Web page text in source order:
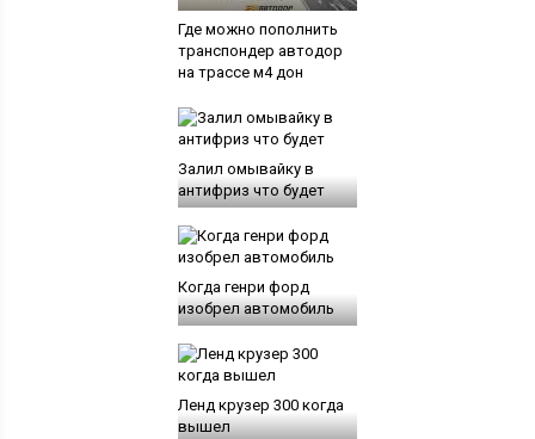
Где можно пополнить
транспондер автодор
на трассе м4 дон
Залил омывайку в
антифриз что будет
Когда генри форд
изобрел автомобиль
Ленд крузер 300 когда
вышел